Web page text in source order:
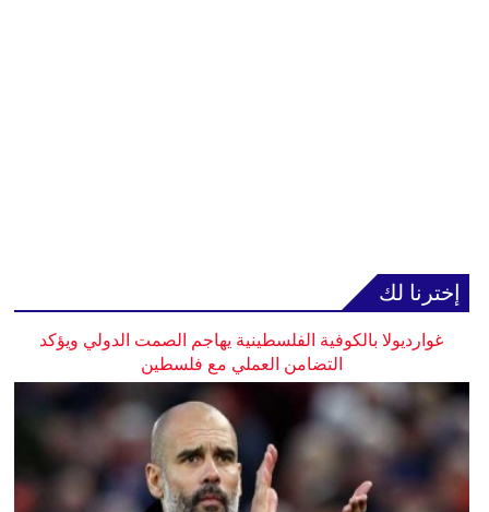
إخترنا لك
غوارديولا بالكوفية الفلسطينية يهاجم الصمت الدولي ويؤكد
التضامن العملي مع فلسطين